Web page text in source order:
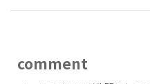
comment